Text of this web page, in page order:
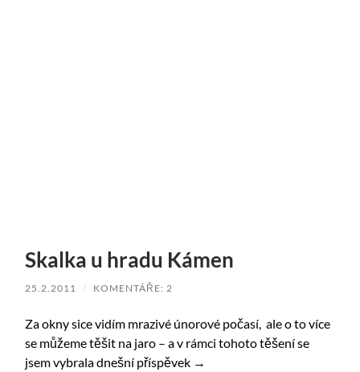
Skalka u hradu Kámen
25.2.2011 / KOMENTÁŘE: 2
Za okny sice vidím mrazivé únorové počasí, ale o to více
se můžeme těšit na jaro – a v rámci tohoto těšení se
jsem vybrala dnešní příspěvek →